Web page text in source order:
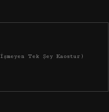
Tek Şey Kaostur)